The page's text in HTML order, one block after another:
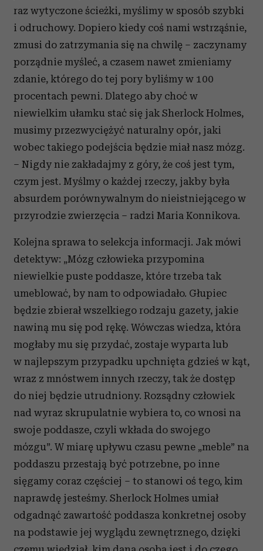
raz wytyczone ścieżki, myślimy w sposób szybki
i odruchowy. Dopiero kiedy coś nami wstrząśnie,
zmusi do zatrzymania się na chwilę – zaczynamy
porządnie myśleć, a czasem nawet zmieniamy
zdanie, którego do tej pory byliśmy w 100
procentach pewni. Dlatego aby choć w
niewielkim ułamku stać się jak Sherlock Holmes,
musimy przezwyciężyć naturalny opór, jaki
wobec takiego podejścia będzie miał nasz mózg.
– Nigdy nie zakładajmy z góry, że coś jest tym,
czym jest. Myślmy o każdej rzeczy, jakby była
absurdem porównywalnym do nieistniejącego w
przyrodzie zwierzęcia – radzi Maria Konnikova.
Kolejna sprawa to selekcja informacji. Jak mówi
detektyw: „Mózg człowieka przypomina
niewielkie puste poddasze, które trzeba tak
umeblować, by nam to odpowiadało. Głupiec
będzie zbierał wszelkiego rodzaju gazety, jakie
nawiną mu się pod rękę. Wówczas wiedza, która
mogłaby mu się przydać, zostaje wyparta lub
w najlepszym przypadku upchnięta gdzieś w kąt,
wraz z mnóstwem innych rzeczy, tak że dostęp
do niej będzie utrudniony. Rozsądny człowiek
nad wyraz skrupulatnie wybiera to, co wnosi na
swoje poddasze, czyli wkłada do swojego
mózgu”. W miarę upływu czasu pewne „meble” na
poddaszu przestają być potrzebne, po inne
sięgamy coraz częściej – to stanowi oś tego, kim
naprawdę jesteśmy. Sherlock Holmes umiał
odgadnąć zawartość poddasza konkretnej osoby
na podstawie jej wyglądu zewnętrznego, dzięki